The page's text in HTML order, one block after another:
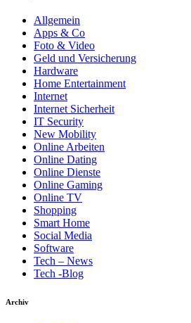
Allgemein
Apps & Co
Foto & Video
Geld und Versicherung
Hardware
Home Entertainment
Internet
Internet Sicherheit
IT Security
New Mobility
Online Arbeiten
Online Dating
Online Dienste
Online Gaming
Online TV
Shopping
Smart Home
Social Media
Software
Tech – News
Tech -Blog
Archiv